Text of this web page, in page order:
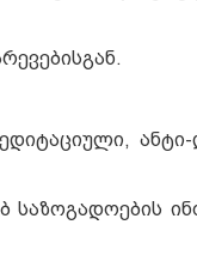
საზოგადოების